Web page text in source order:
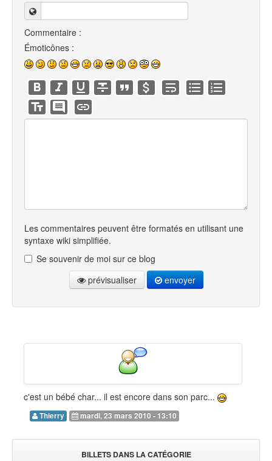
Commentaire :
Émoticônes :
Les commentaires peuvent être formatés en utilisant une
syntaxe wiki simplifiée.
Se souvenir de moi sur ce blog
prévisualiser
envoyer
c'est un bébé char... il est encore dans son parc...
Thierry mardi, 23 mars 2010 - 13:10
BILLETS DANS LA CATÉGORIE